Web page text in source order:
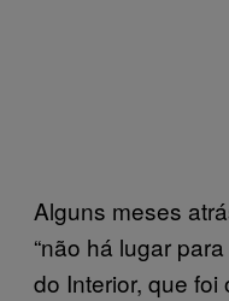
Alguns meses
“não há lugar
do Interior, que